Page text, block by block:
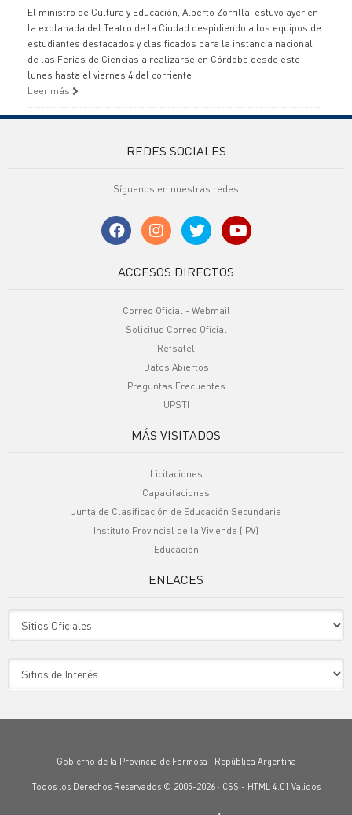
El ministro de Cultura y Educación, Alberto Zorrilla, estuvo ayer en
la explanada del Teatro de la Ciudad despidiendo a los equipos de
estudiantes destacados y clasificados para la instancia nacional
de las Ferias de Ciencias a realizarse en Córdoba desde este
lunes hasta el viernes 4 del corriente
Leer más
REDES SOCIALES
Síguenos en nuestras redes
ACCESOS DIRECTOS
Correo Oficial - Webmail
Solicitud Correo Oficial
Refsatel
Datos Abiertos
Preguntas Frecuentes
UPSTI
MÁS VISITADOS
Licitaciones
Capacitaciones
Junta de Clasificación de Educación Secundaria
Instituto Provincial de la Vivienda (IPV)
Educación
ENLACES
Gobierno de la Provincia de Formosa · República Argentina
Todos los Derechos Reservados © 2005-2026 · CSS - HTML 4.01 Válidos